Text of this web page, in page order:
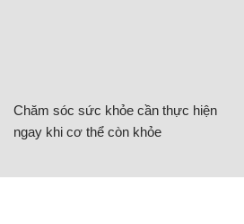
Chăm sóc sức khỏe cần thực hiện
ngay khi cơ thể còn khỏe